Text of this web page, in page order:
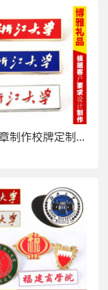
学校徽章制作校牌定制厂家